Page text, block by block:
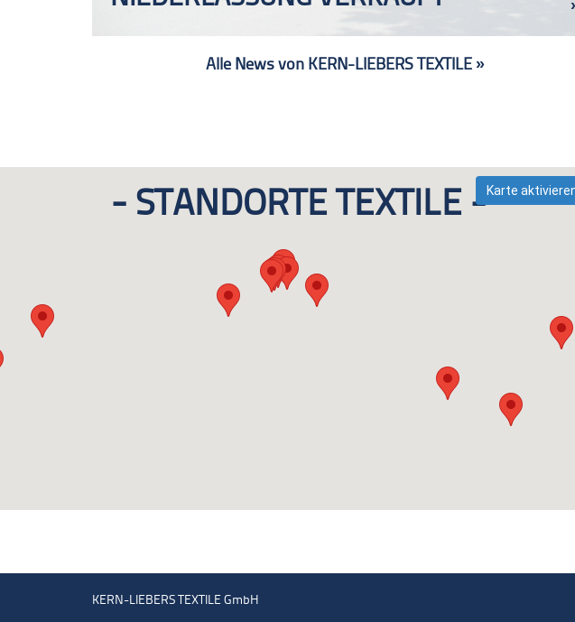
Alle News von KERN-LIEBERS TEXTILE »
Karte
STANDORTE TEXTILE
KERN-LIEBERS TEXTILE GmbH